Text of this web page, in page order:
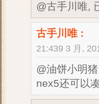
@古手川唯,
古手川唯:
21:439 3 月,
@油饼小明
nex5还可以